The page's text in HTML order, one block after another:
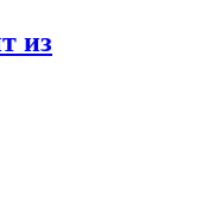
из